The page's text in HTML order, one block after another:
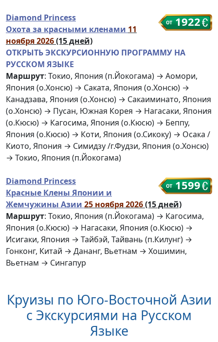
1922
Diamond Princess
Охота за красными кленами 11
ноября 2026(15 дней)
ОТКРЫТЬ ЭКСКУРСИОННУЮ ПРОГРАММУ НА
РУССКОМ ЯЗЫКЕ
Маршрут: Токио, Япония (п.Йокогама) → Аомори,
Япония (о.Хонсю) → Саката, Япония (о.Хонсю) →
Канадзава, Япония (о.Хонсю) → Сакаиминато, Япония
(о.Хонсю) → Пусан, Южная Корея → Нагасаки, Япония
(о.Кюсю) → Кагосима, Япония (о.Кюсю) → Беппу,
Япония (о.Кюсю) → Коти, Япония (о.Сикоку) → Осака /
Киото, Япония → Симидзу /г.Фудзи, Япония (о.Хонсю)
→ Токио, Япония (п.Йокогама)
1599
Diamond Princess
Красные Клены Японии и
Жемчужины Азии 25 ноября 2026(15 дней)
Маршрут: Токио, Япония (п.Йокогама) → Кагосима,
Япония (о.Кюсю) → Нагасаки, Япония (о.Кюсю) →
Исигаки, Япония → Тайбэй, Тайвань (п.Килунг) →
Гонконг, Китай → Дананг, Вьетнам → Хошимин,
Вьетнам → Сингапур
Круизы по Юго-Восточной Азии
с Экскурсиями на Русском
Языке